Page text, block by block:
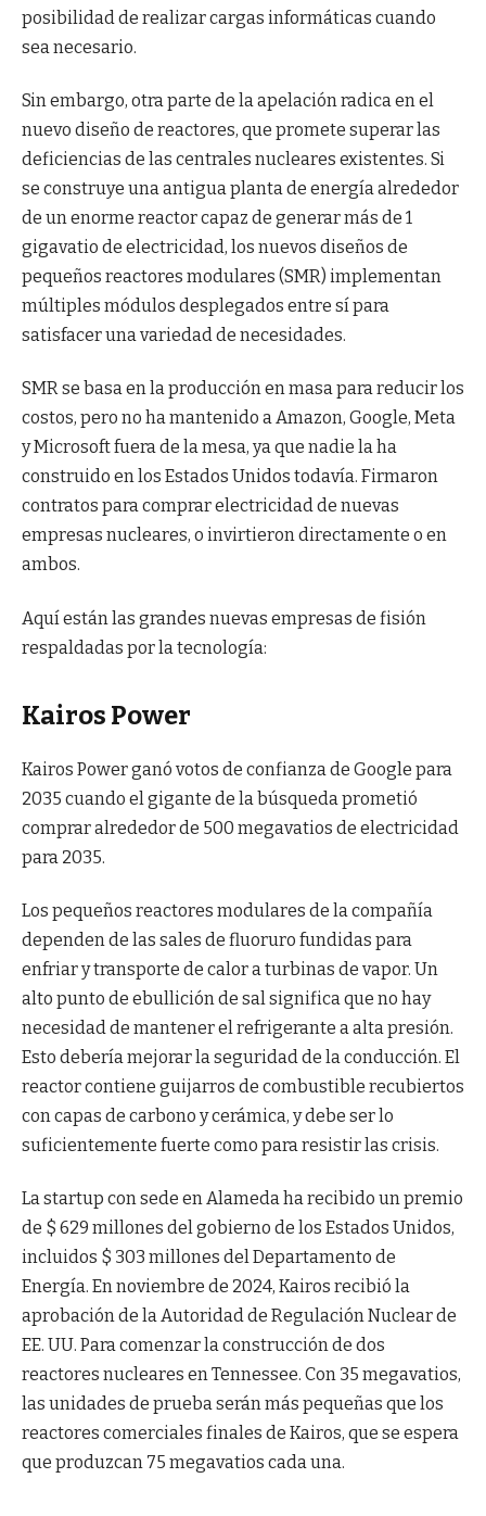
posibilidad de realizar cargas informáticas cuando
sea necesario.
Sin embargo, otra parte de la apelación radica en el
nuevo diseño de reactores, que promete superar las
deficiencias de las centrales nucleares existentes. Si
se construye una antigua planta de energía alrededor
de un enorme reactor capaz de generar más de 1
gigavatio de electricidad, los nuevos diseños de
pequeños reactores modulares (SMR) implementan
múltiples módulos desplegados entre sí para
satisfacer una variedad de necesidades.
SMR se basa en la producción en masa para reducir los
costos, pero no ha mantenido a Amazon, Google, Meta
y Microsoft fuera de la mesa, ya que nadie la ha
construido en los Estados Unidos todavía. Firmaron
contratos para comprar electricidad de nuevas
empresas nucleares, o invirtieron directamente o en
ambos.
Aquí están las grandes nuevas empresas de fisión
respaldadas por la tecnología:
Kairos Power
Kairos Power ganó votos de confianza de Google para
2035 cuando el gigante de la búsqueda prometió
comprar alrededor de 500 megavatios de electricidad
para 2035.
Los pequeños reactores modulares de la compañía
dependen de las sales de fluoruro fundidas para
enfriar y transporte de calor a turbinas de vapor. Un
alto punto de ebullición de sal significa que no hay
necesidad de mantener el refrigerante a alta presión.
Esto debería mejorar la seguridad de la conducción. El
reactor contiene guijarros de combustible recubiertos
con capas de carbono y cerámica, y debe ser lo
suficientemente fuerte como para resistir las crisis.
La startup con sede en Alameda ha recibido un premio
de $ 629 millones del gobierno de los Estados Unidos,
incluidos $ 303 millones del Departamento de
Energía. En noviembre de 2024, Kairos recibió la
aprobación de la Autoridad de Regulación Nuclear de
EE. UU. Para comenzar la construcción de dos
reactores nucleares en Tennessee. Con 35 megavatios,
las unidades de prueba serán más pequeñas que los
reactores comerciales finales de Kairos, que se espera
que produzcan 75 megavatios cada una.